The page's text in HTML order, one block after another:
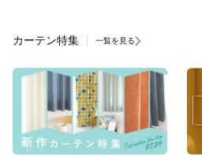
カーテン特集 一覧を見る